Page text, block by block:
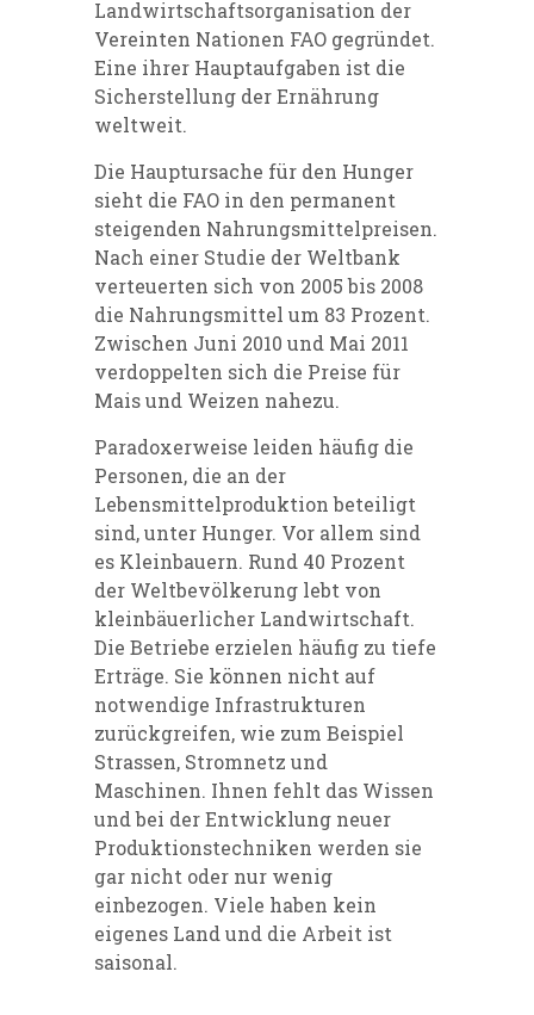
Landwirtschaftsorganisation der
Vereinten Nationen FAO gegründet.
Eine ihrer Hauptaufgaben ist die
Sicherstellung der Ernährung
weltweit.
Die Hauptursache für den Hunger
sieht die FAO in den permanent
steigenden Nahrungsmittelpreisen.
Nach einer Studie der Weltbank
verteuerten sich von 2005 bis 2008
die Nahrungsmittel um 83 Prozent.
Zwischen Juni 2010 und Mai 2011
verdoppelten sich die Preise für
Mais und Weizen nahezu.
Paradoxerweise leiden häufig die
Personen, die an der
Lebensmittelproduktion beteiligt
sind, unter Hunger. Vor allem sind
es Kleinbauern. Rund 40 Prozent
der Weltbevölkerung lebt von
kleinbäuerlicher Landwirtschaft.
Die Betriebe erzielen häufig zu tiefe
Erträge. Sie können nicht auf
notwendige Infrastrukturen
zurückgreifen, wie zum Beispiel
Strassen, Stromnetz und
Maschinen. Ihnen fehlt das Wissen
und bei der Entwicklung neuer
Produktionstechniken werden sie
gar nicht oder nur wenig
einbezogen. Viele haben kein
eigenes Land und die Arbeit ist
saisonal.